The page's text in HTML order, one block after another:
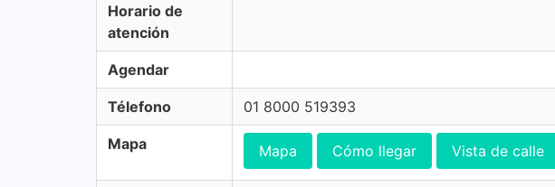
Horario de
atención
Agendar
Télefono 01 8000 519393
Mapa Mapa Cómo llegar Vista de calle